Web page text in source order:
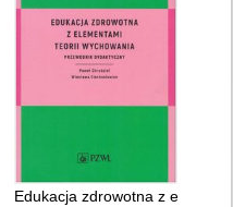
przedmiotowym :
Edukacja zdrowotna z